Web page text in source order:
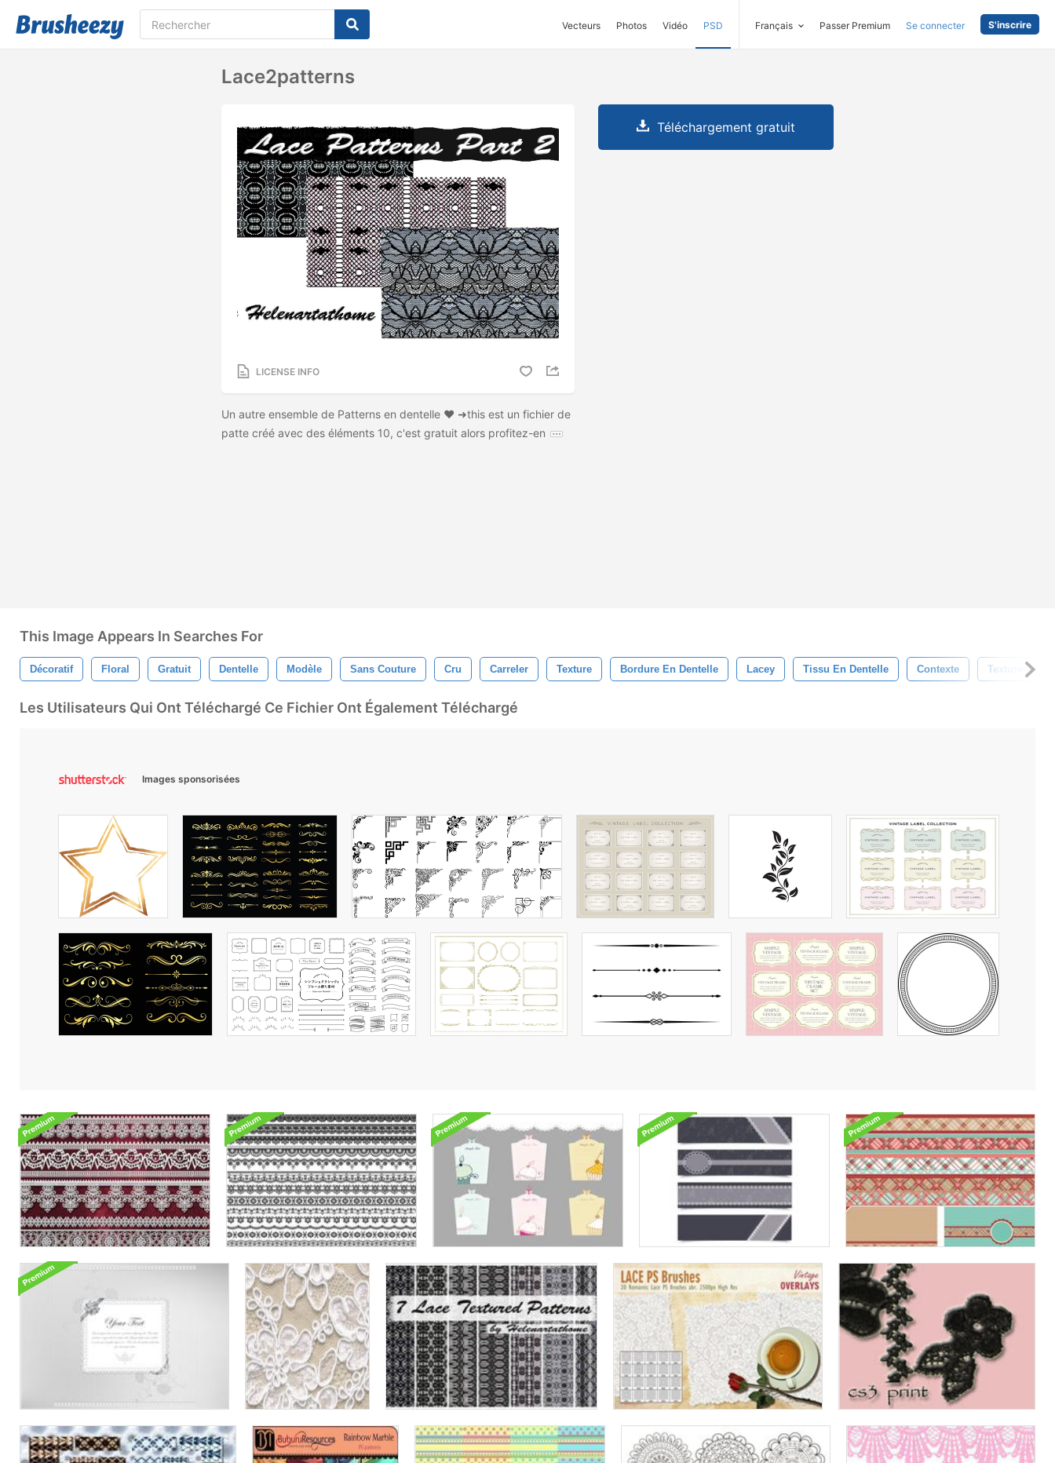
Vecteurs Photos Vidéo PSD Français Passer Premium Se connecter S'inscrire
Lace2patterns
LICENSE INFO
Un autre ensemble de Patterns en dentelle ♥ ➜this est un fichier de
patte créé avec des éléments 10, c'est gratuit alors profitez-en
Téléchargement gratuit
This Image Appears In Searches For
Décoratif Floral Gratuit Dentelle Modèle Sans Couture Cru Carreler Texture Bordure En Dentelle Lacey Tissu En Dentelle Contexte Textures
Les Utilisateurs Qui Ont Téléchargé Ce Fichier Ont Également Téléchargé
Images sponsorisées